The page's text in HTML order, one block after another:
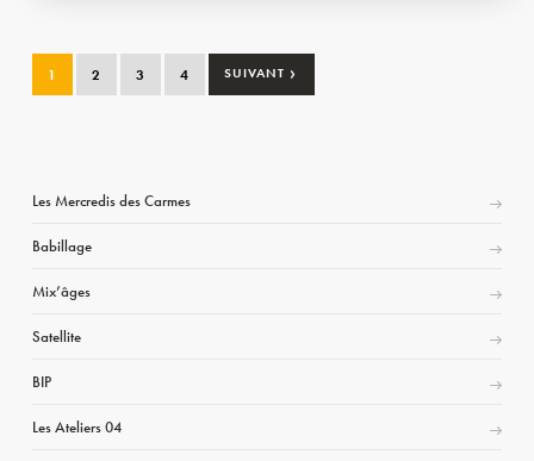
1 2 3 4 SUIVANT ›
Les Mercredis des Carmes
Babillage
Mix’âges
Satellite
BIP
Les Ateliers 04